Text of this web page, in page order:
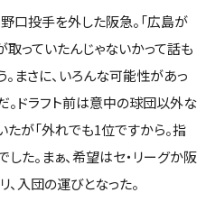
口投手を外した阪急。「広島が
っていたんじゃないかって話も
まさに、いろんな可能性があっ
。ドラフト前は意中の球団以外な
が「外れでも1位ですから。指
た。まぁ、希望はセ・リーグか阪
、入団の運びとなった。